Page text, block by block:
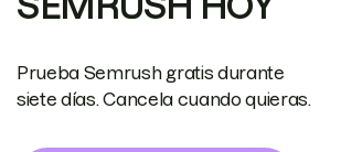
Prueba Semrush gratis durante
siete días. Cancela cuando quieras.